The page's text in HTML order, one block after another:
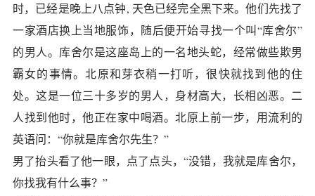
时，已经是晚上八点钟, 天色已经完全黑下来。他们先找了
一家酒店换上当地服饰，随后便开始寻找一个叫“库舍尔”
的男人。库舍尔是这座岛上的一名地头蛇，经常做些欺男
霸女的事情。北原和芽衣稍一打听，很快就找到他的住
处。这是一位三十多岁的男人，身材高大，长相凶恶。二
人找到他时，他正在家中喝酒。北原上前一步，用流利的
英语问：“你就是库舍尔先生？”
男了抬头看了他一眼，点了点头，“没错，我就是库舍尔，
你找我有什么事？”